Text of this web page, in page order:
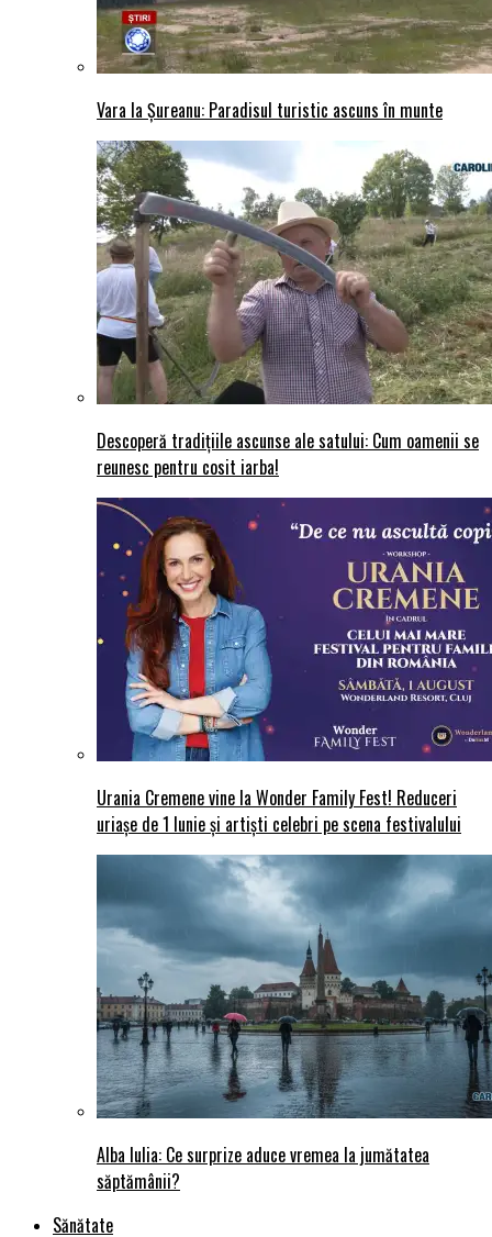
Vara la Șureanu: Paradisul turistic ascuns în munte
Descoperă tradițiile ascunse ale satului: Cum oamenii se
reunesc pentru cosit iarba!
Urania Cremene vine la Wonder Family Fest! Reduceri
uriașe de 1 Iunie și artiști celebri pe scena festivalului
Alba Iulia: Ce surprize aduce vremea la jumătatea
săptămânii?
Sănătate